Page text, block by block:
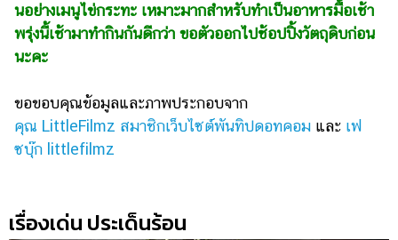
นอย่างเมนูไข่กระทะ เหมาะมากสำหรับทำเป็นอาหารมื้อเช้า
พรุ่งนี้เช้ามาทำกินกันดีกว่า ขอตัวออกไปช้อปปิ้งวัตถุดิบก่อน
นะคะ
ขอขอบคุณข้อมูลและภาพประกอบจาก
คุณ LittleFilmz สมาชิกเว็บไซต์พันทิปดอทคอม และ เฟ
ซบุ๊ก littlefilmz
เรื่องเด่น ประเด็นร้อน